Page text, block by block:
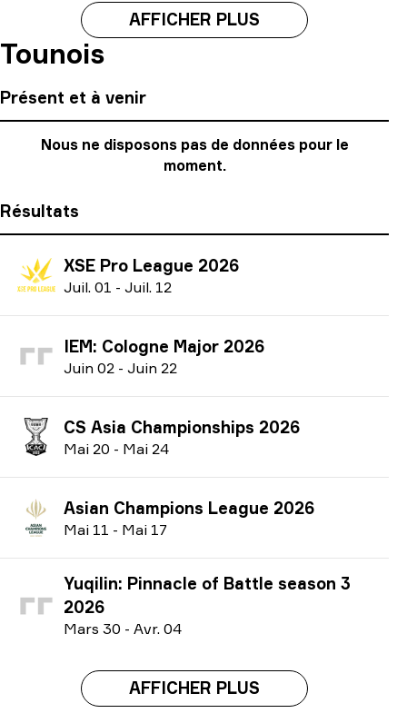
AFFICHER PLUS
Tounois
Présent et à venir
Nous ne disposons pas de données pour le
moment.
Résultats
XSE Pro League 2026
Juil. 01 - Juil. 12
IEM: Cologne Major 2026
Juin 02 - Juin 22
CS Asia Championships 2026
Mai 20 - Mai 24
Asian Champions League 2026
Mai 11 - Mai 17
Yuqilin: Pinnacle of Battle season 3
2026
Mars 30 - Avr. 04
AFFICHER PLUS